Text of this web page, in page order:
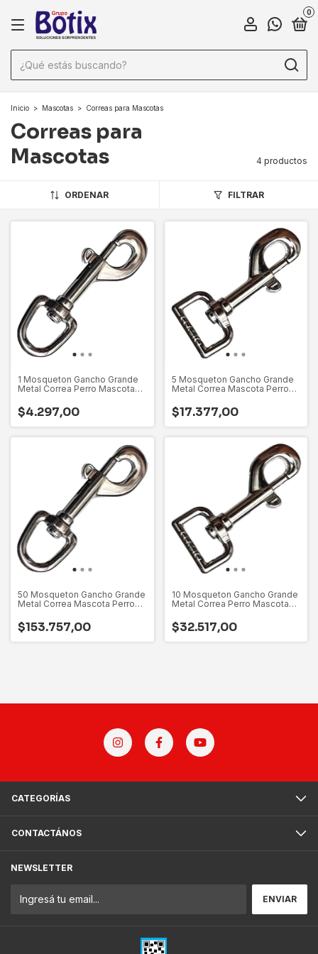
0
Inicio > Mascotas > Correas para Mascotas
Correas para
Mascotas
4 productos
ORDENAR FILTRAR
1 Mosqueton Gancho Grande
Metal Correa Perro Mascota
$4.297,00
5 Mosqueton Gancho Grande
Metal Correa Mascota Perro
$17.377,00
50 Mosqueton Gancho Grande
Metal Correa Mascota Perro
$153.757,00
10 Mosqueton Gancho Grande
Metal Correa Perro Mascota
$32.517,00
CATEGORÍAS
CONTACTÁNOS
NEWSLETTER